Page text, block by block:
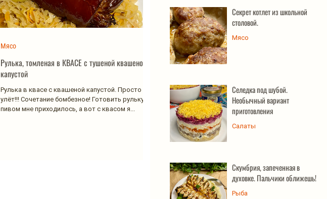
Рулька, томленая в КВАСЕ с тушеной квашеной
капустой
Рулька в квасе с квашеной капустой. Просто
улёт!!! Сочетание бомбезное! Готовить рульку с
пивом мне приходилось, а вот с квасом я...
Мясо
Секрет котлет из школьной
столовой.
Мясо
Селедка под шубой.
Необычный вариант
приготовления
Салаты
Скумбрия, запеченная в
духовке. Пальчики оближешь!
Рыба